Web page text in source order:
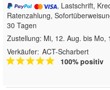
, Lastschrift,
Ratenzahlung,
30 Tagen
Zustellung: Mi, 12. Aug. bis Mo,
Verkäufer: ACT-Scharbert
100% positiv